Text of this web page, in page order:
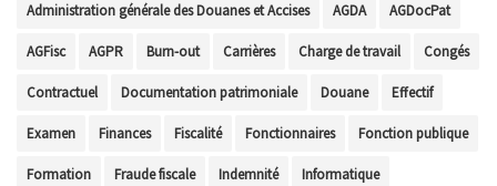
Administration générale des Douanes et Accises AGDA AGDocPat
AGFisc AGPR Burn-out Carrières Charge de travail Congés
Contractuel Documentation patrimoniale Douane Effectif
Examen Finances Fiscalité Fonctionnaires Fonction publique
Formation Fraude fiscale Indemnité Informatique